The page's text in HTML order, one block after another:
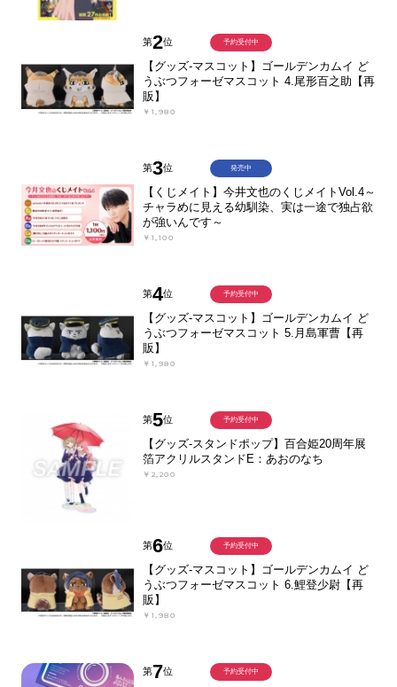
第2位
【グッズ-マスコット】ゴールデンカムイ ど
うぶつフォーゼマスコット 4.尾形百之助【再
販】
￥1,980
予約受付中
第3位
【くじメイト】今井文也のくじメイトVol.4～
チャラめに見える幼馴染、実は一途で独占欲
が強いんです～
￥1,100
発売中
第4位
【グッズ-マスコット】ゴールデンカムイ ど
うぶつフォーゼマスコット 5.月島軍曹【再
販】
￥1,980
予約受付中
第5位
【グッズ-スタンドポップ】百合姫20周年展
箔アクリルスタンドE：あおのなち
￥2,200
予約受付中
第6位
【グッズ-マスコット】ゴールデンカムイ ど
うぶつフォーゼマスコット 6.鯉登少尉【再
販】
￥1,980
予約受付中
第7位 予約受付中